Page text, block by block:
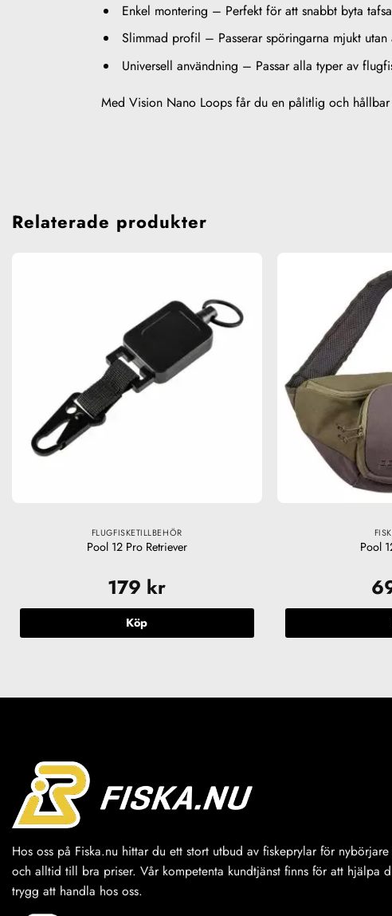
Enkel montering – Perfekt för att snabbt byta
Slimmad profil – Passerar spöringarna mjukt utan
Universell användning – Passar alla typer av
Med Vision Nano Loops får du en pålitlig och
Relaterade produkter
FLUGFISKETILLBEHÖR
Pool 12 Pro Retriever
179 kr
Köp
Pool
Hos oss på Fiska.nu hittar du ett stort utbud av fiskeprylar för
och alltid till bra priser. Vår kompetenta kundtjänst finns för att hjälpa
trygg att handla hos oss.